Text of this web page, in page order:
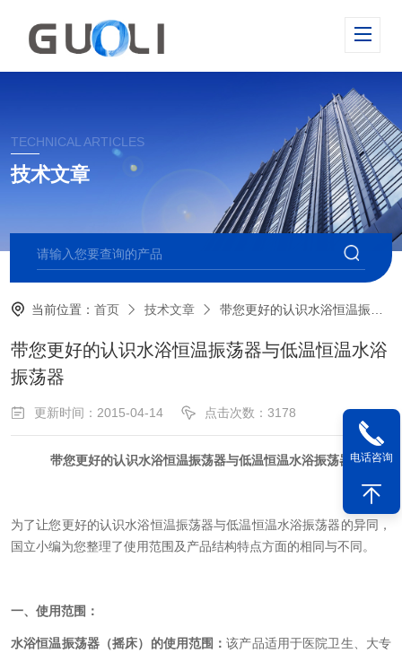
TECHNICAL ARTICLES
技术文章
当前位置：首页 技术文章 带您更好的认识水浴恒温振荡器与低温恒温水浴振荡器
带您更好的认识水浴恒温振荡器与低温恒温水浴
振荡器
更新时间：2015-04-14 点击次数：3178
带您更好的认识水浴恒温振荡器与低温恒温水浴振荡器
为了让您更好的认识水浴恒温振荡器与低温恒温水浴振荡器的异同，
国立小编为您整理了使用范围及产品结构特点方面的相同与不同。
一、使用范围：
水浴恒温振荡器（摇床）的使用范围 ：该产品适用于医院卫生、大专
电话咨询